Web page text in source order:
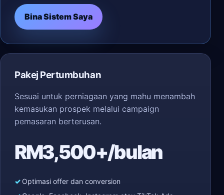
Bina Sistem Saya
Pakej Pertumbuhan
Sesuai untuk perniagaan yang mahu menambah
kemasukan prospek melalui campaign
pemasaran berterusan.
RM3,500+/bulan
Optimasi offer dan conversion